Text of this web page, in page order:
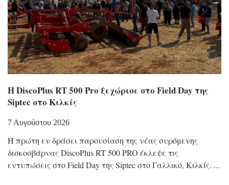
Η DiscoPlus RT 500 Pro ξεχώρισε στο Field Day της
Siptec στο Κιλκίς
7 Αυγούστου 2026
Η πρώτη εν δράσει παρουσίαση της νέας συρόμενης
δισκοσβάρνας DiscoPlus RT 500 PRO έκλεψε τις
εντυπώσεις στο Field Day της Siptec στο Γαλλικό, Κιλκίς.